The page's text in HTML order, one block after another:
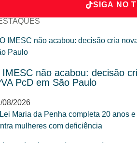
SIGA NO
IMESC não acabou: decisão
PcD em São Paulo
08/2026